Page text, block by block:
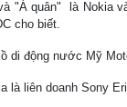
"Á quân" là Nokia
cho biết.
di động nước Mỹ
là liên doanh Sony